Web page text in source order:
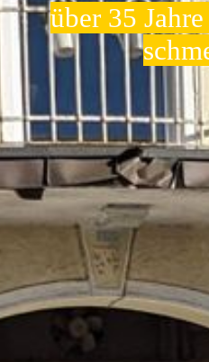
über 35